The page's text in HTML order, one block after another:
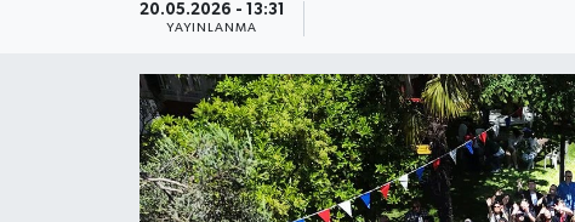
20.05.2026 - 13:31
YAYINLANMA
Gökçebey
Son Dakika Haberleri
Haber Arşivi